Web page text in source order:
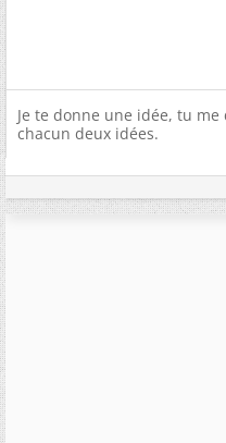
Je te donne une idée, tu
chacun deux idées.